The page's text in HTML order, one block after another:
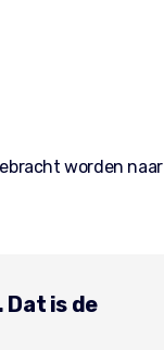
worden naar
Dat is de